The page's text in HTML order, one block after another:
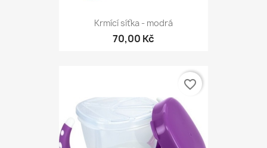
Krmící síťka - modrá
70,00 Kč
favorite_border